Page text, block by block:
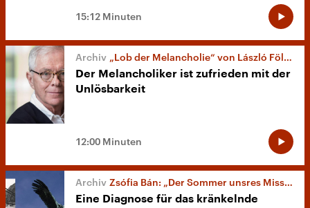
15:12 Minuten
„Lob der Melancholie“ von László Földényi
Der Melancholiker ist zufrieden mit der
Unlösbarkeit
12:00 Minuten
Zsófia Bán: „Der Sommer unsres Missvergnügens“
Eine Diagnose für das kränkelnde